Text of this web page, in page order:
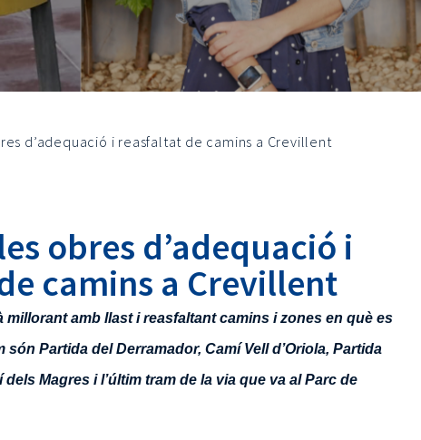
d’adequació i reasfaltat de camins a Crevillent
obres d’adequació i
camins a Crevillent
millorant amb llast i reasfaltant camins i zones en què es
Partida del Derramador, Camí Vell d’Oriola, Partida
Magres i l’últim tram de la via que va al Parc de